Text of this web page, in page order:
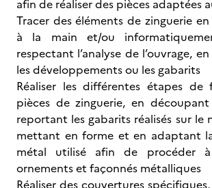
afin de réaliser des pièces adaptées
Tracer des éléments de zinguerie
à la main et/ou
respectant l’analyse de l’ouvrage,
les développements ou les gabarits
Réaliser les différentes étapes de
pièces de zinguerie, en
reportant les gabarits réalisés sur le
mettant en forme et en adaptant
métal utilisé afin de procéder
ornements et façonnés métalliques
Réaliser des couvertures